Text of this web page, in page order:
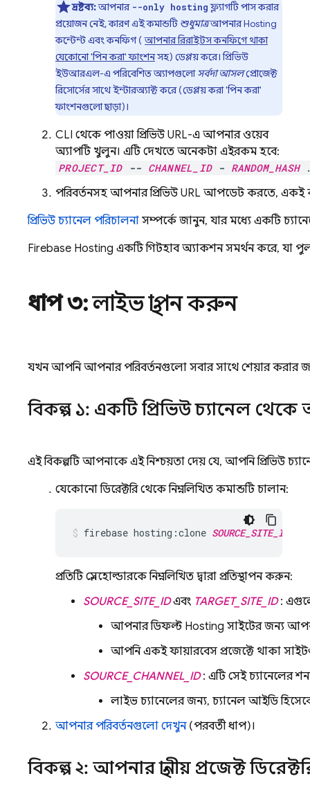
দ্রষ্টব্য:আপনার --only hostingফ্ল্যাগটি পাস করার
প্রয়োজন নেই, কারণ এই কমান্ডটি শুধুমাত্রআপনারHosting
কন্টেন্ট এবং কনফিগ (আপনার রিরাইটস কনফিগে থাকা
যেকোনো 'পিন করা' ফাংশনসহ) ডেপ্লয় করে। প্রিভিউ
ইউআরএল-এ পরিবেশিত অ্যাপগুলোসর্বদা আসলপ্রোজেক্ট
রিসোর্সের সাথে ইন্টারঅ্যাক্ট করে (ডেপ্লয় করা 'পিন করা'
ফাংশনগুলো ছাড়া)।
CLI থেকে পাওয়া প্রিভিউ URL-এ আপনার ওয়েব
অ্যাপটি খুলুন। এটি দেখতে অনেকটা এইরকম হবে:
PROJECT_ID -- CHANNEL_ID - RANDOM_HASH
পরিবর্তনসহ আপনার প্রিভিউ URL আপডেট করতে, একই
প্রিভিউ চ্যানেল পরিচালনা সম্পর্কে জানুন, যার মধ্যে একটি
Firebase Hosting একটি গিটহাব অ্যাকশন সমর্থন করে, যা
ধাপ ৩:লাইভ স্থাপন করুন
যখন আপনি আপনার পরিবর্তনগুলো সবার সাথে শেয়ার করার
বিকল্প ১: একটি প্রিভিউ চ্যানেল
এই বিকল্পটি আপনাকে এই নিশ্চয়তা দেয় যে, আপনি প্রিভিউ
যেকোনো ডিরেক্টরি থেকে নিম্নলিখিত কমান্ডটি চালান:
firebase hosting:clone SOURCE_SITE_ID
প্রতিটি প্লেসহোল্ডারকে নিম্নলিখিত দ্বারা প্রতিস্থাপন করুন:
SOURCE_SITE_IDএবং TARGET_SITE_ID:
আপনার ডিফল্ট Hosting সাইটের জন্য
আপনি একই ফায়ারবেস প্রজেক্টে থাকা
SOURCE_CHANNEL_ID: এটি সেই চ্যানেলের
লাইভ চ্যানেলের জন্য, চ্যানেল আইডি
আপনার পরিবর্তনগুলো দেখুন(পরবর্তী ধাপ)।
বিকল্প ২: আপনার স্থানীয় প্রজেক্ট